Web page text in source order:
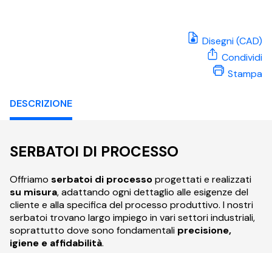
Disegni (CAD)
Condividi
Stampa
DESCRIZIONE
SERBATOI DI PROCESSO
Offriamo serbatoi di processoprogettati e realizzati
su misura, adattando ogni dettaglio alle esigenze del
cliente e alla specifica del processo produttivo. I nostri
serbatoi trovano largo impiego in vari settori industriali,
soprattutto dove sono fondamentali precisione,
igiene e affidabilità.